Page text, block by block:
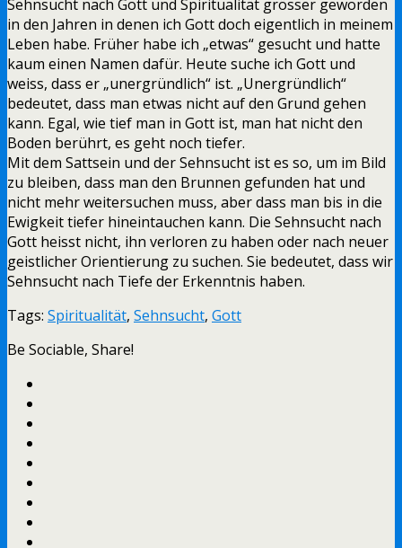
Sehnsucht nach Gott und Spiritualität grösser geworden
in den Jahren in denen ich Gott doch eigentlich in meinem
Leben habe. Früher habe ich „etwas“ gesucht und hatte
kaum einen Namen dafür. Heute suche ich Gott und
weiss, dass er „unergründlich“ ist. „Unergründlich“
bedeutet, dass man etwas nicht auf den Grund gehen
kann. Egal, wie tief man in Gott ist, man hat nicht den
Boden berührt, es geht noch tiefer.
Mit dem Sattsein und der Sehnsucht ist es so, um im Bild
zu bleiben, dass man den Brunnen gefunden hat und
nicht mehr weitersuchen muss, aber dass man bis in die
Ewigkeit tiefer hineintauchen kann. Die Sehnsucht nach
Gott heisst nicht, ihn verloren zu haben oder nach neuer
geistlicher Orientierung zu suchen. Sie bedeutet, dass wir
Sehnsucht nach Tiefe der Erkenntnis haben.
Tags: Spiritualität, Sehnsucht, Gott
Be Sociable, Share!